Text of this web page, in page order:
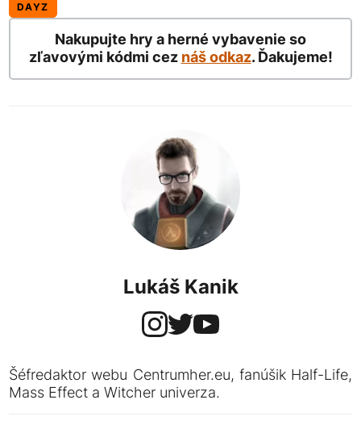
DAYZ
Nakupujte hry a herné vybavenie so
zľavovými kódmi cez náš odkaz. Ďakujeme!
Lukáš Kanik
Šéfredaktor webu Centrumher.eu, fanúšik Half-Life,
Mass Effect a Witcher univerza.